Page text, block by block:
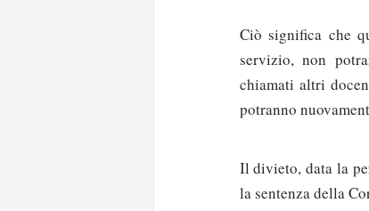
Ciò significa che
servizio, non
chiamati altri
potranno
Il divieto, data la
la sentenza della